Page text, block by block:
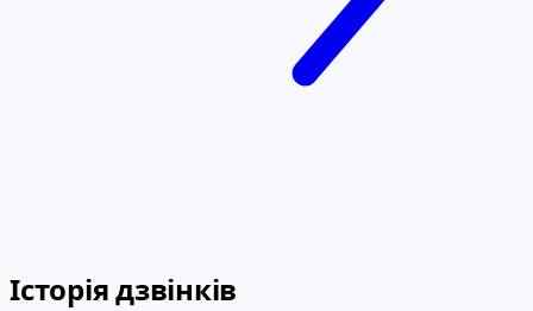
Історія дзвінків